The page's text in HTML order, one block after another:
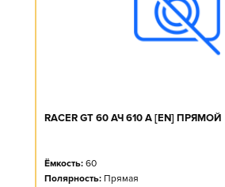
RACER GT 60 АЧ 610 А [EN] ПРЯМОЙ
Ёмкость: 60
Полярность: Прямая